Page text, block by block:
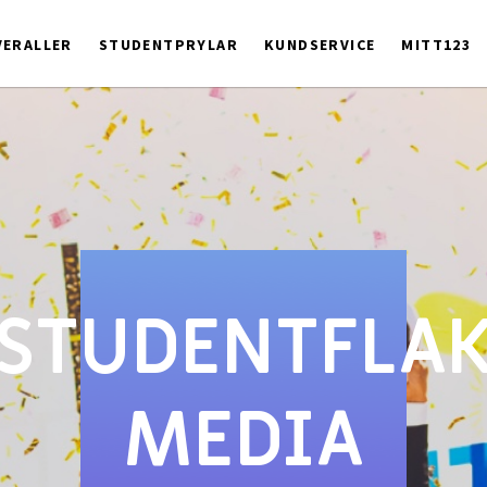
STUDENTPRYLAR KUNDSERVICE MITT123
MEDIA